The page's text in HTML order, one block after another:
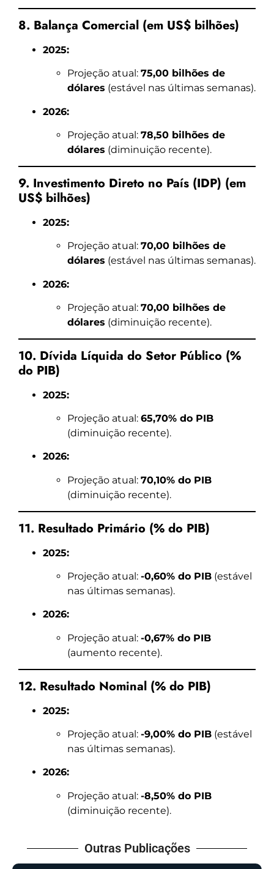
8. Balança Comercial (em US$ bilhões)
2025:
Projeção atual: 75,00 bilhões de
dólares (estável nas últimas semanas).
2026:
Projeção atual: 78,50 bilhões de
dólares (diminuição recente).
9. Investimento Direto no País (IDP) (em
US$ bilhões)
2025:
Projeção atual: 70,00 bilhões de
dólares (estável nas últimas semanas).
2026:
Projeção atual: 70,00 bilhões de
dólares (diminuição recente).
10. Dívida Líquida do Setor Público (%
do PIB)
2025:
Projeção atual: 65,70% do PIB
(diminuição recente).
2026:
Projeção atual: 70,10% do PIB
(diminuição recente).
11. Resultado Primário (% do PIB)
2025:
Projeção atual: -0,60% do PIB (estável
nas últimas semanas).
2026:
Projeção atual: -0,67% do PIB
(aumento recente).
12. Resultado Nominal (% do PIB)
2025:
Projeção atual: -9,00% do PIB (estável
nas últimas semanas).
2026:
Projeção atual: -8,50% do PIB
(diminuição recente).
Outras Publicações